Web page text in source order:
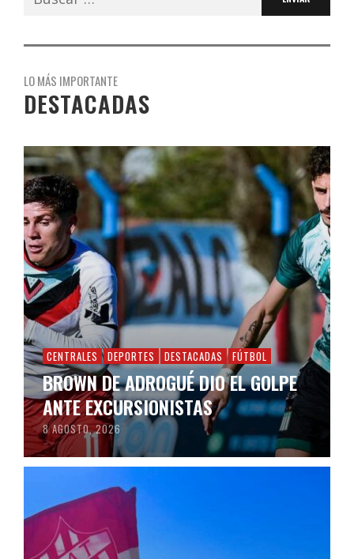
LO MÁS IMPORTANTE
DESTACADAS
CENTRALES DEPORTES DESTACADAS FÚTBOL
BROWN DE ADROGUÉ DIO EL GOLPE
ANTE EXCURSIONISTAS
8 AGOSTO, 2026